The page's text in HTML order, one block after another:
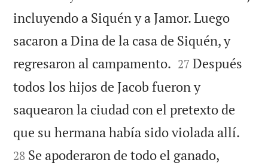
incluyendo a Siquén y a Jamor. Luego
sacaron a Dina de la casa de Siquén, y
regresaron al campamento. 

27 Después
todos los hijos de Jacob fueron y
saquearon la ciudad con el pretexto de
que su hermana había sido violada allí.
28 Se apoderaron de todo el ganado,